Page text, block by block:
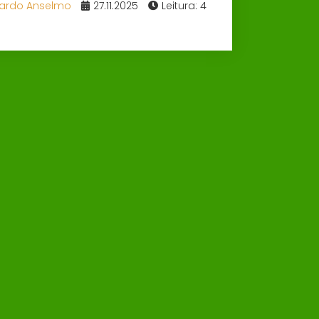
Anselmo 27.11.2025
Leitura: 4